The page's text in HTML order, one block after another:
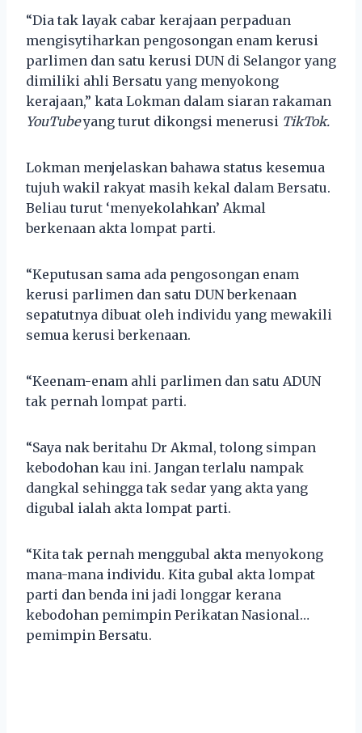
“Dia tak layak cabar kerajaan perpaduan
mengisytiharkan pengosongan enam kerusi
parlimen dan satu kerusi DUN di Selangor yang
dimiliki ahli Bersatu yang menyokong
kerajaan,” kata Lokman dalam siaran rakaman
YouTubeyang turut dikongsi menerusi TikTok.
Lokman menjelaskan bahawa status kesemua
tujuh wakil rakyat masih kekal dalam Bersatu.
Beliau turut ‘menyekolahkan’ Akmal
berkenaan akta lompat parti.
“Keputusan sama ada pengosongan enam
kerusi parlimen dan satu DUN berkenaan
sepatutnya dibuat oleh individu yang mewakili
semua kerusi berkenaan.
“Keenam-enam ahli parlimen dan satu ADUN
tak pernah lompat parti.
“Saya nak beritahu Dr Akmal, tolong simpan
kebodohan kau ini. Jangan terlalu nampak
dangkal sehingga tak sedar yang akta yang
digubal ialah akta lompat parti.
“Kita tak pernah menggubal akta menyokong
mana-mana individu. Kita gubal akta lompat
parti dan benda ini jadi longgar kerana
kebodohan pemimpin Perikatan Nasional…
pemimpin Bersatu.